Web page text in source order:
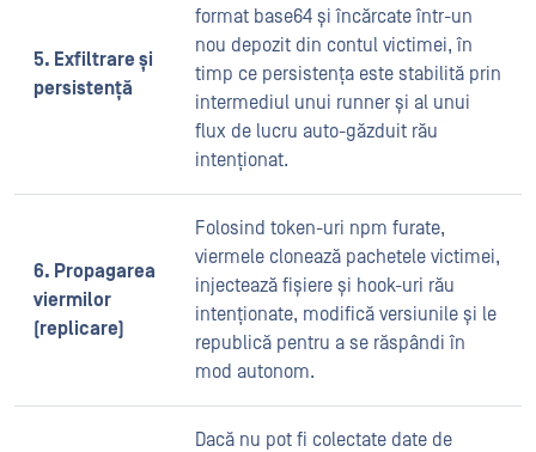
5. Exfiltrare și
persistență
format base64 și încărcate într-un
nou depozit din contul victimei, în
timp ce persistența este stabilită prin
intermediul unui runner și al unui
flux de lucru auto-găzduit rău
intenționat.
6. Propagarea
viermilor
(replicare)
Folosind token-uri npm furate,
viermele clonează pachetele victimei,
injectează fișiere și hook-uri rău
intenționate, modifică versiunile și le
republică pentru a se răspândi în
mod autonom.
Dacă nu pot fi colectate date de